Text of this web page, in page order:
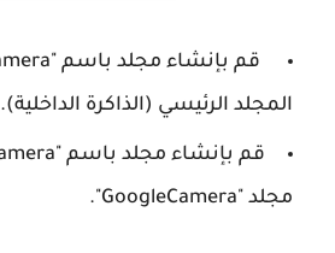
المجلد الرئيسي (الذاكرة الداخلية).
مجلد "GoogleCamera".